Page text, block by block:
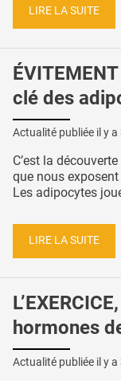
LIRE LA SUITE
clé des
Actualité publiée il y a
C’est la
que nous
Les adipocytes
LIRE LA SUITE
hormones
Actualité publiée il y a